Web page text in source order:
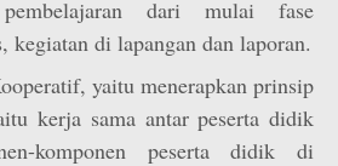
dari mulai fase
kegiatan di lapangan dan laporan.
yaitu menerapkan prinsip
kerja sama antar peserta didik
komponen peserta didik di